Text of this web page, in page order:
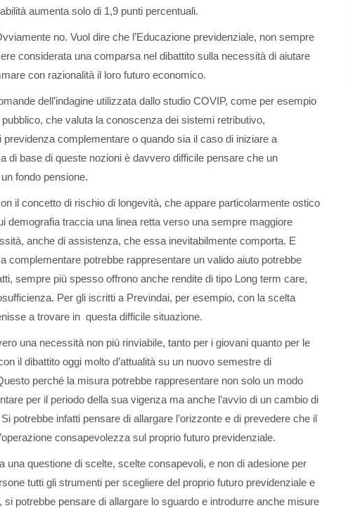
aumenta solo di 1,9 punti percentuali.
no. Vuol dire che l’Educazione previdenziale, non sempre
considerata una comparsa nel dibattito sulla necessità di aiutare
con razionalità il loro futuro economico.
dell’indagine utilizzata dallo studio COVIP, come per esempio
che valuta la conoscenza dei sistemi retributivo,
complementare o quando sia il caso di iniziare a
di base di queste nozioni è davvero difficile pensare che un
fondo pensione.
il concetto di rischio di longevità, che appare particolarmente ostico
demografia traccia una linea retta verso una sempre maggiore
anche di assistenza, che essa inevitabilmente comporta. E
complementare potrebbe rappresentare un valido aiuto potrebbe
sempre più spesso offrono anche rendite di tipo Long term care,
Per gli iscritti a Previndai, per esempio, con la scelta
a trovare in questa difficile situazione.
una necessità non più rinviabile, tanto per i giovani quanto per le
il dibattito oggi molto d’attualità su un nuovo semestre di
perché la misura potrebbe rappresentare non solo un modo
per il periodo della sua vigenza ma anche l’avvio di un cambio di
potrebbe infatti pensare di allargare l’orizzonte e di prevedere che il
consapevolezza sul proprio futuro previdenziale.
una questione di scelte, scelte consapevoli, e non di adesione per
tutti gli strumenti per scegliere del proprio futuro previdenziale e
potrebbe pensare di allargare lo sguardo e introdurre anche misure